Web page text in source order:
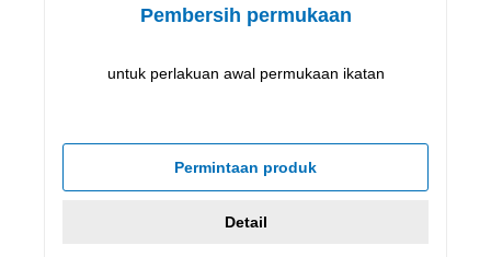
Pembersih permukaan
untuk perlakuan awal permukaan ikatan
Permintaan produk
Detail